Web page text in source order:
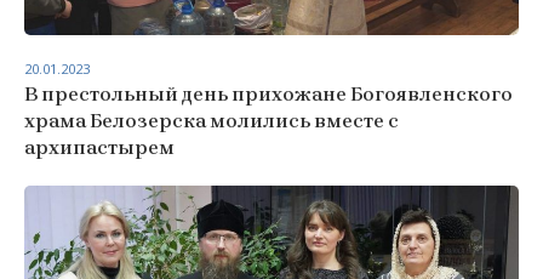
В престольный день прихожане Богоявленского
храма Белозерска молились вместе с
архипастырем
20.01.2023